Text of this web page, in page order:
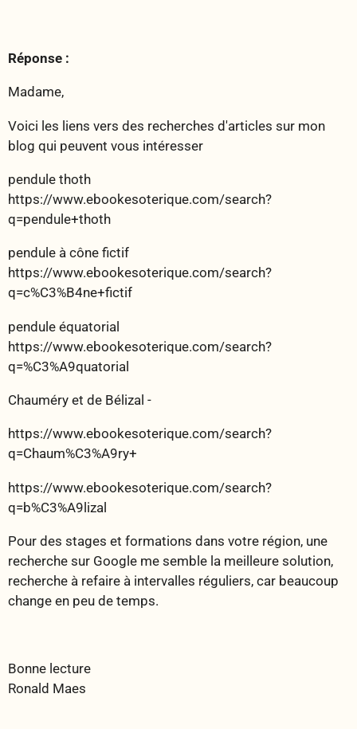
Réponse :
Madame,
Voici les liens vers des recherches d'articles sur mon
blog qui peuvent vous intéresser
pendule thoth
https://www.ebookesoterique.com/search?
q=pendule+thoth
pendule à cône fictif
https://www.ebookesoterique.com/search?
q=c%C3%B4ne+fictif
pendule équatorial
https://www.ebookesoterique.com/search?
q=%C3%A9quatorial
Chauméry et de Bélizal -
https://www.ebookesoterique.com/search?
q=Chaum%C3%A9ry+
https://www.ebookesoterique.com/search?
q=b%C3%A9lizal
Pour des stages et formations dans votre région, une
recherche sur Google me semble la meilleure solution,
recherche à refaire à intervalles réguliers, car beaucoup
change en peu de temps.
Bonne lecture
Ronald Maes